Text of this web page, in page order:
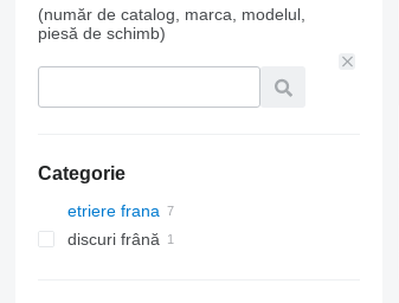
(număr de catalog, marca, modelul,
piesă de schimb)
Categorie
etriere frana
discuri frână